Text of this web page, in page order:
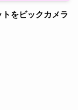
トをビックカメラ